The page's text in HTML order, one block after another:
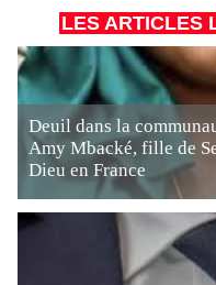
LES ARTICLES
Deuil dans la
Amy Mbacké, fille de
Dieu en France